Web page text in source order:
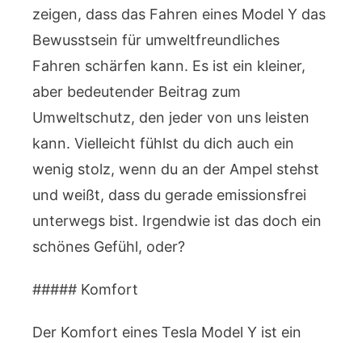
zeigen, dass das Fahren eines Model Y das
Bewusstsein für umweltfreundliches
Fahren schärfen kann. Es ist ein kleiner,
aber bedeutender Beitrag zum
Umweltschutz, den jeder von uns leisten
kann. Vielleicht fühlst du dich auch ein
wenig stolz, wenn du an der Ampel stehst
und weißt, dass du gerade emissionsfrei
unterwegs bist. Irgendwie ist das doch ein
schönes Gefühl, oder?
##### Komfort
Der Komfort eines Tesla Model Y ist ein